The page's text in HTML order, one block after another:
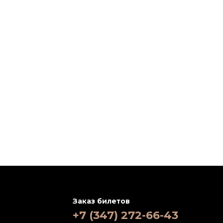
Заказ билетов
+7 (347) 272-66-43